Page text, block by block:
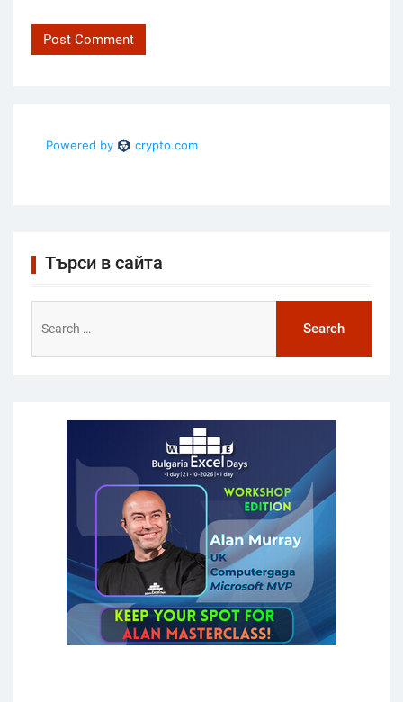
Търси в сайта
for: